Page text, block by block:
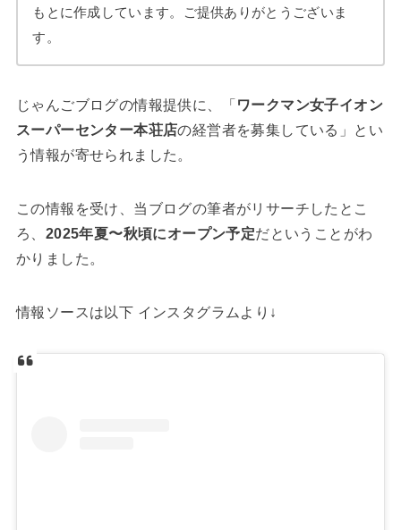
もとに作成しています。ご提供ありがとうございま
す。
じゃんごブログの情報提供に、「 ワークマン女子イオン
スーパーセンター本荘店の経営者を募集している」とい
う情報が寄せられました。
この情報を受け、当ブログの筆者がリサーチしたとこ
ろ、 2025年夏〜秋頃にオープン予定だということがわ
かりました。
情報ソースは以下 インスタグラムより↓